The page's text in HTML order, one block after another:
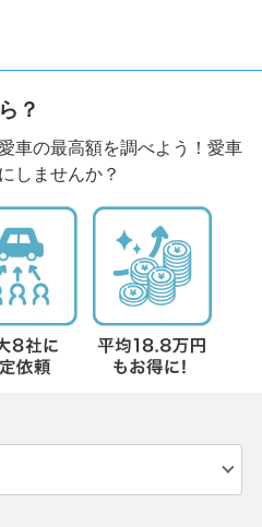
？
車の最高額を調べよう！愛車
しませんか？